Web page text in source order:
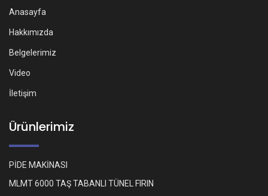
Anasayfa
Hakkımızda
Belgelerimiz
Video
İletişim
Ürünlerimiz
PİDE MAKİNASI
MLMT 6000 TAŞ TABANLI TÜNEL FIRIN